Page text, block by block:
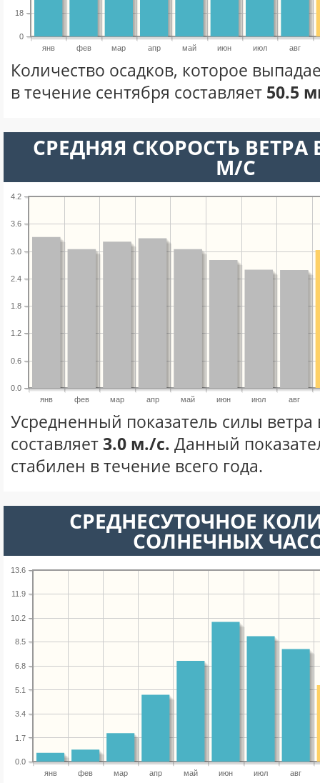
янв фев мар апр май июн июл авг
0
18
Количество осадков, которое
в течение сентября составляет 50.5
СРЕДНЯЯ СКОРОСТЬ ВЕТРА
М/С
янв фев мар апр май июн июл авг
0.0
0.6
1.2
1.8
2.4
3.0
3.6
4.2
Усредненный показатель силы ветра
составляет3.0 м./с. Данный
стабилен в течение всего года.
СРЕДНЕСУТОЧНОЕ
СОЛНЕЧНЫХ
янв фев мар апр май июн июл авг
0.0
1.7
3.4
5.1
6.8
8.5
10.2
11.9
13.6